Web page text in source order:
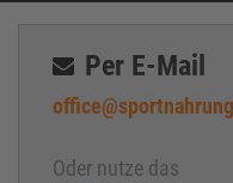
Per E-Mail
Oder nutze das